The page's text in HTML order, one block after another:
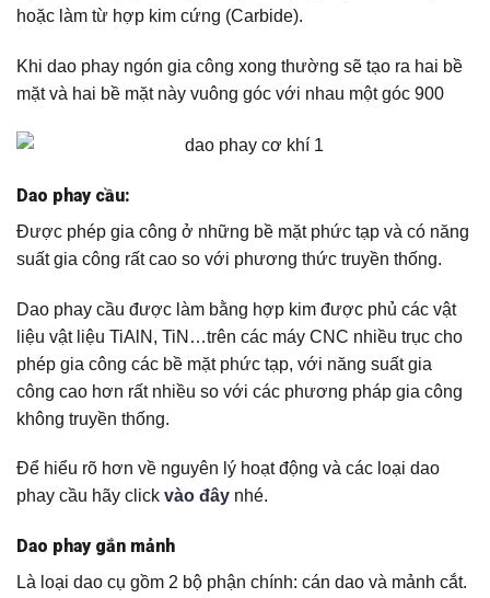
hoặc làm từ hợp kim cứng (Carbide).
Khi dao phay ngón gia công xong thường sẽ tạo ra hai bề
mặt và hai bề mặt này vuông góc với nhau một góc 900
Dao phay cầu:
Được phép gia công ở những bề mặt phức tạp và có năng
suất gia công rất cao so với phương thức truyền thống.
Dao phay cầu được làm bằng hợp kim được phủ các vật
liệu vật liệu TiAlN, TiN…trên các máy CNC nhiều trục cho
phép gia công các bề mặt phức tạp, với năng suất gia
công cao hơn rất nhiều so với các phương pháp gia công
không truyền thống.
Để hiểu rõ hơn về nguyên lý hoạt động và các loại dao
phay cầu hãy click vào đây nhé.
Dao phay gắn mảnh
Là loại dao cụ gồm 2 bộ phận chính: cán dao và mảnh cắt.